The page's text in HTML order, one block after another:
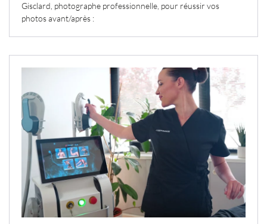
Gisclard, photographe professionnelle, pour réussir vos
photos avant/après :